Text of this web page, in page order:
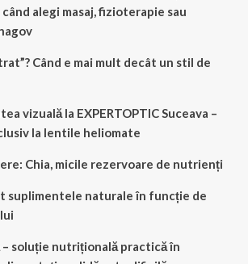
alegi masaj, fizioterapie sau
Când e mai mult decât un stil de
vizuală la EXPERTOPTIC Suceava –
la lentile heliomate
Chia, micile rezervoare de nutrienți
suplimentele naturale în funcție de
soluție nutrițională practică în